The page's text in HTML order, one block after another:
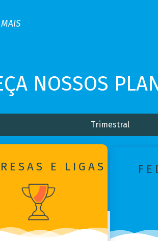
MAIS
NOSSOS
Trimestral
E LIGAS